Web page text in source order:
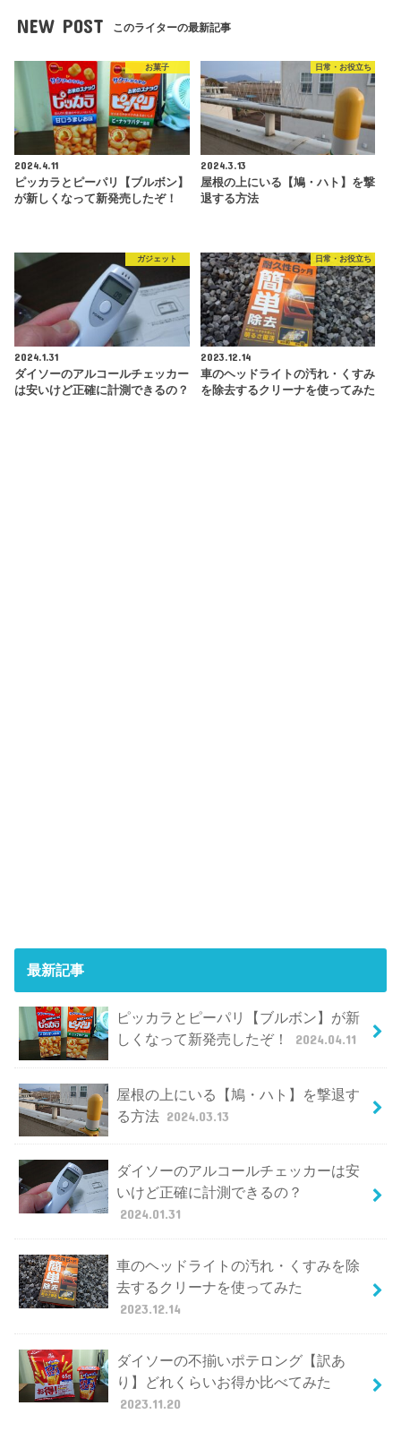
NEW POST このライターの最新記事
お菓子
2024.4.11
ピッカラとピーパリ【ブルボン】
が新しくなって新発売したぞ！
日常・お役立ち
2024.3.13
屋根の上にいる【鳩・ハト】を撃
退する方法
ガジェット
2024.1.31
ダイソーのアルコールチェッカー
は安いけど正確に計測できるの？
日常・お役立ち
2023.12.14
車のヘッドライトの汚れ・くすみ
を除去するクリーナを使ってみた
最新記事
ピッカラとピーパリ【ブルボン】が新
しくなって新発売したぞ！
2024.04.11
屋根の上にいる【鳩・ハト】を撃退す
る方法 2024.03.13
ダイソーのアルコールチェッカーは安
いけど正確に計測できるの？
2024.01.31
車のヘッドライトの汚れ・くすみを除
去するクリーナを使ってみた
2023.12.14
ダイソーの不揃いポテロング【訳あ
り】どれくらいお得か比べてみた
2023.11.20